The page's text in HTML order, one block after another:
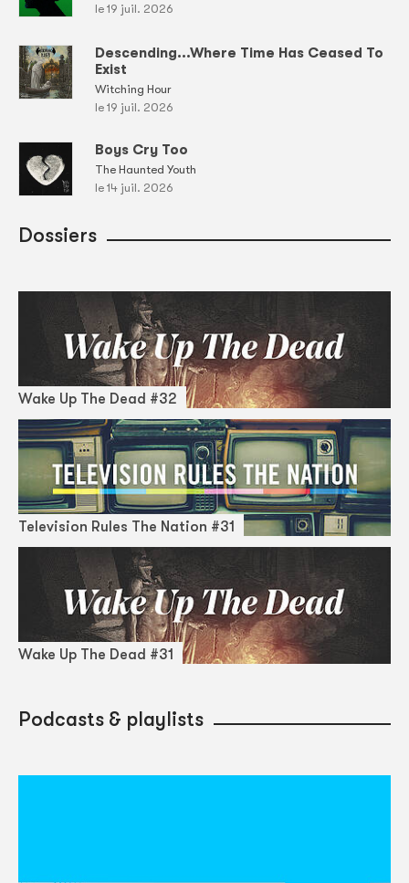
le 19 juil. 2026
Descending...Where Time Has Ceased To
Exist
Witching Hour
le 19 juil. 2026
Boys Cry Too
The Haunted Youth
le 14 juil. 2026
Dossiers
Wake Up The Dead #32
Television Rules The Nation #31
Wake Up The Dead #31
Podcasts & playlists